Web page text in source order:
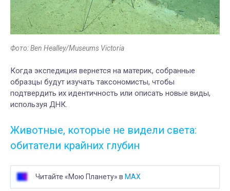
Фото: Ben Healley/Museums Victoria
Когда экспедиция вернется на материк, собранные
образцы будут изучать таксономисты, чтобы
подтвердить их идентичность или описать новые виды,
используя ДНК.
Животные, которые не видели света:
обитатели крайних глубин
Читайте «Мою Планету» в MAX